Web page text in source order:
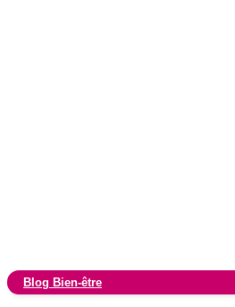
Blog Bien-être